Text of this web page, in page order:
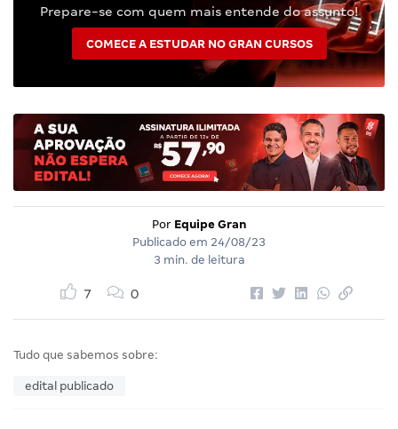
Prepare-se com quem mais entende do assunto!
COMECE A ESTUDAR NO GRAN CURSOS
Por Equipe Gran
Publicado em 24/08/23
3 min. de leitura
7 0
Tudo que sabemos sobre:
edital publicado